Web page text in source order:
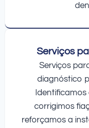
Serviços
Serviços
diagnóstico
corrigimos
reforçamos a